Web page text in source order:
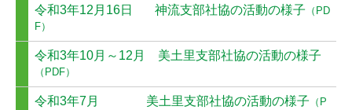
福祉教育
ふれあい型食事サービス
傾聴ボランティア
令和3年12月16日 神流支部社協の活動の様子 （PD
F）
令和3年10月～12月 美土里支部社協の活動の様子
（PDF）
令和3年7月 美土里支部社協の活動の様子 （ P